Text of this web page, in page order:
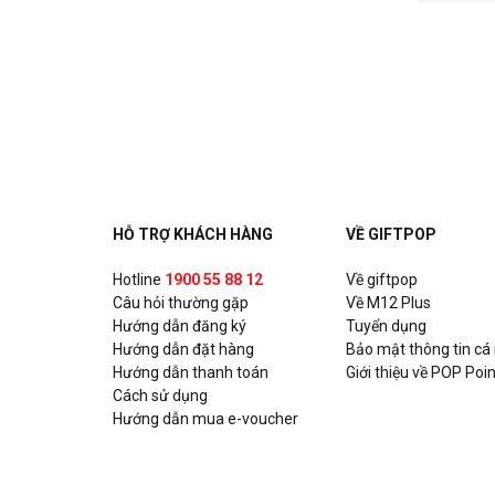
HỖ TRỢ KHÁCH HÀNG
Hotline 1900 55 88 12
Câu hỏi thường gặp
Hướng dẫn đăng ký
Hướng dẫn đặt hàng
Hướng dẫn thanh toán
Cách sử dụng
Hướng dẫn mua e-voucher
VỀ GIFTPOP
Về giftpop
Về M12 Plus
Tuyển dụng
Bảo mật thông tin cá
Giới thiệu về POP